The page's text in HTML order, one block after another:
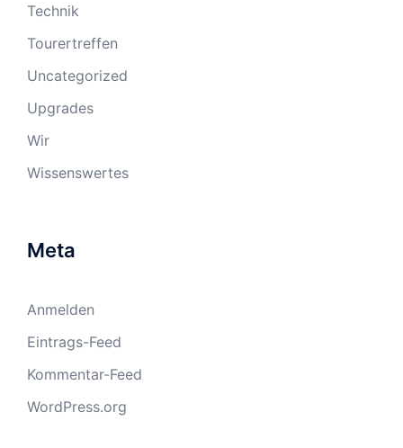
Technik
Tourertreffen
Uncategorized
Upgrades
Wir
Wissenswertes
Meta
Anmelden
Eintrags-Feed
Kommentar-Feed
WordPress.org